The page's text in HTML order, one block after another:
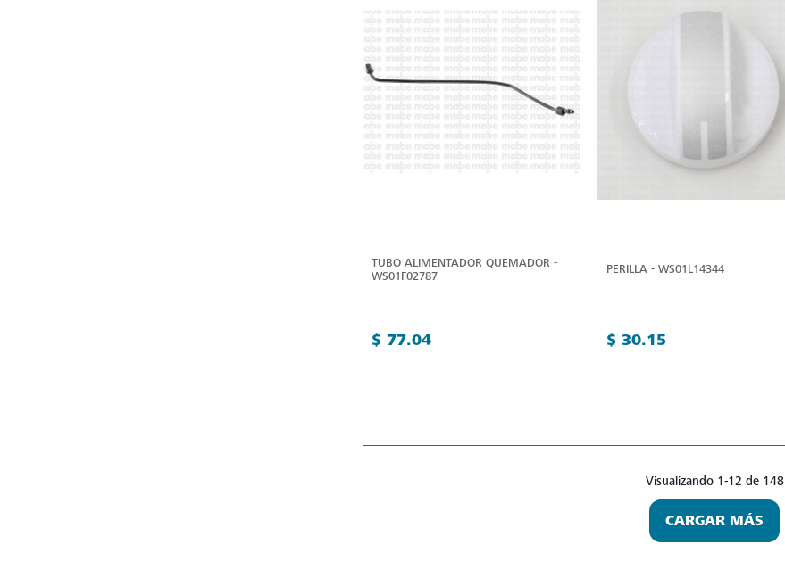
TUBO ALIMENTADOR QUEMADOR -
WS01F02787
$ 77.04
PERILLA - WS01L14344
$ 30.15
Visualizando 1-12 de 148
CARGAR MÁS